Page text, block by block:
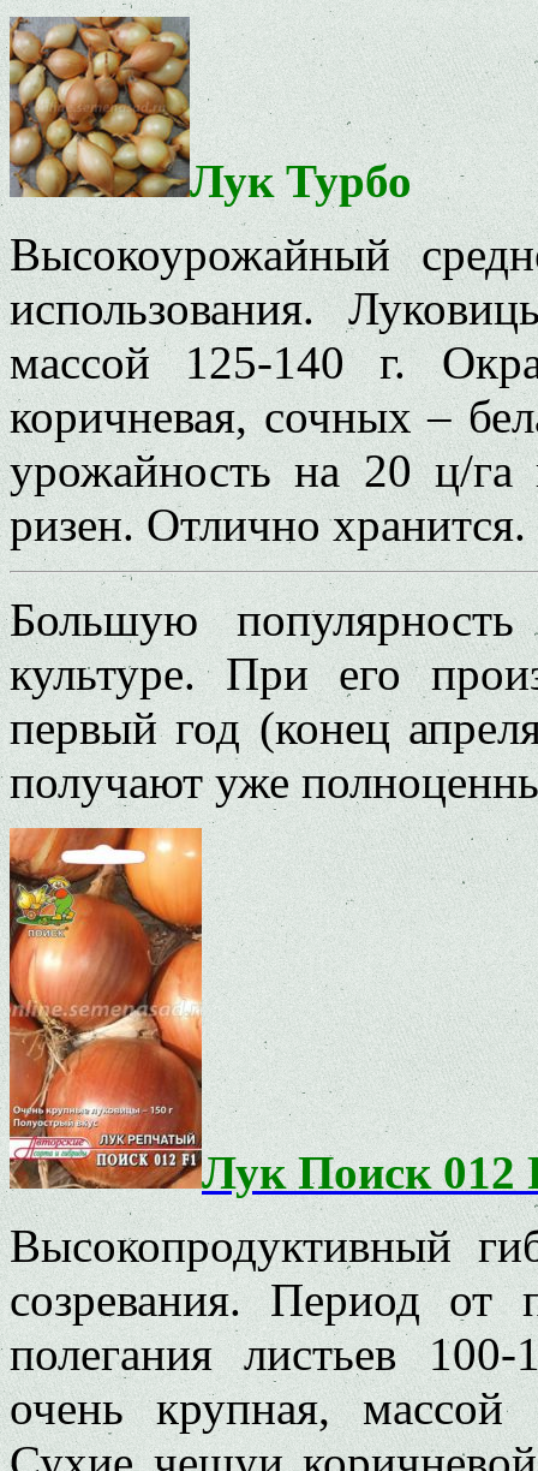
Лук Турбо
Высокоурожайный
использования.
массой 125-140 г.
коричневая, сочных –
урожайность на 20 ц/
ризен. Отлично хранится.
Большую
культуре. При его
первый год (конец
получают уже
Лук Поиск 012
Высокопродуктивный
созревания. Период от
полегания листьев
очень крупная,